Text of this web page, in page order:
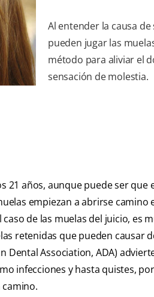
Al entender la causa
pueden jugar las
método para aliviar el
sensación de molestia.
21 años, aunque puede ser
empiezan a abrirse
de las muelas del juicio, es
retenidas que pueden causar
Dental Association, ADA)
infecciones y hasta quistes,